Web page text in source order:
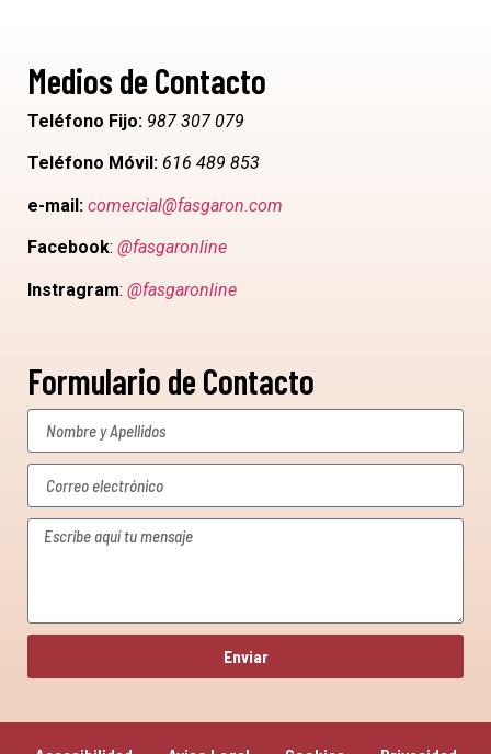
Medios de Contacto
Teléfono Fijo: 987 307 079
Teléfono Móvil: 616 489 853
e-mail: comercial@fasgaron.com
Facebook: @fasgaronline
Instragram: @fasgaronline
Enviar
Formulario de Contacto